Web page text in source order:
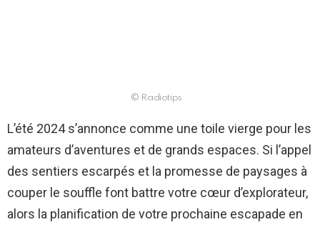
© Radiotips
L’été 2024 s’annonce comme une toile vierge pour les
amateurs d’aventures et de grands espaces. Si l’appel
des sentiers escarpés et la promesse de paysages à
couper le souffle font battre votre cœur d’explorateur,
alors la planification de votre prochaine escapade en